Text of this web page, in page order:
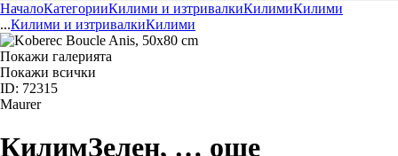
НачалоКатегорииКилими и изтривалкиКилимиКилими
...Килими и изтривалкиКилими
Покажи галерията
Покажи всички
ID: 72315
Maurer
КилимЗелен, … още